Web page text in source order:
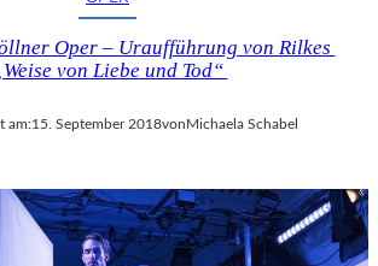
Oper – Uraufführung von Rilkes
von Liebe und Tod“
am:15. September 2018vonMichaela Schabel